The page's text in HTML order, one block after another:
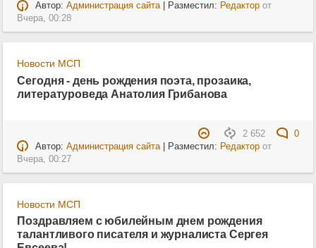
Автор: Администрация сайта| Разместил: Редакторот
Вчера, 00:28
Новости МСП
Сегодня - день рождения поэта, прозаика,
литературоведа Анатолия Грибанова
2 652
0
Автор: Администрация сайта| Разместил: Редакторот
Вчера, 00:27
Новости МСП
Поздравляем с юбилейным днем рождения
талантливого писателя и журналиста Сергея